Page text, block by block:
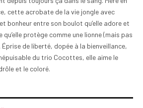
cette acrobate de la vie jongle avec
bonheur entre son boulot qu’elle adore et
qu’elle protège comme une lionne (mais pas
Éprise de liberté, dopée à la bienveillance,
du trio Cocottes, elle aime le
et le coloré.